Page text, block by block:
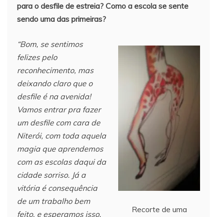
para o desfile de estreia? Como a escola se sente
sendo uma das primeiras?
Recorte de uma
“Bom, se sentimos
felizes pelo
reconhecimento, mas
deixando claro que o
desfile é na avenida!
Vamos entrar pra fazer
um desfile com cara de
Niterói, com toda aquela
magia que aprendemos
com as escolas daqui da
cidade sorriso. Já a
vitória é consequência
de um trabalho bem
feito, e esperamos isso,